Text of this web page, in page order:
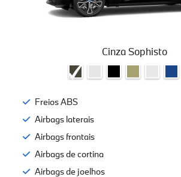
Cinza Sophisto
Freios ABS
Airbags laterais
Airbags frontais
Airbags de cortina
Airbags de joelhos